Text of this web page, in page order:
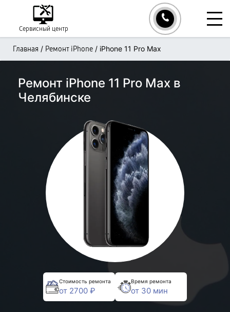
Сервисный центр
Главная / Ремонт iPhone / iPhone 11 Pro Max
Ремонт iPhone 11 Pro Max в
Челябинске
Стоимость ремонта
от 2700 ₽
Время ремонта
от 30 мин